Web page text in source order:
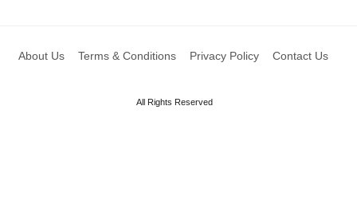
About Us Terms & Conditions Privacy Policy Contact Us
All Rights Reserved